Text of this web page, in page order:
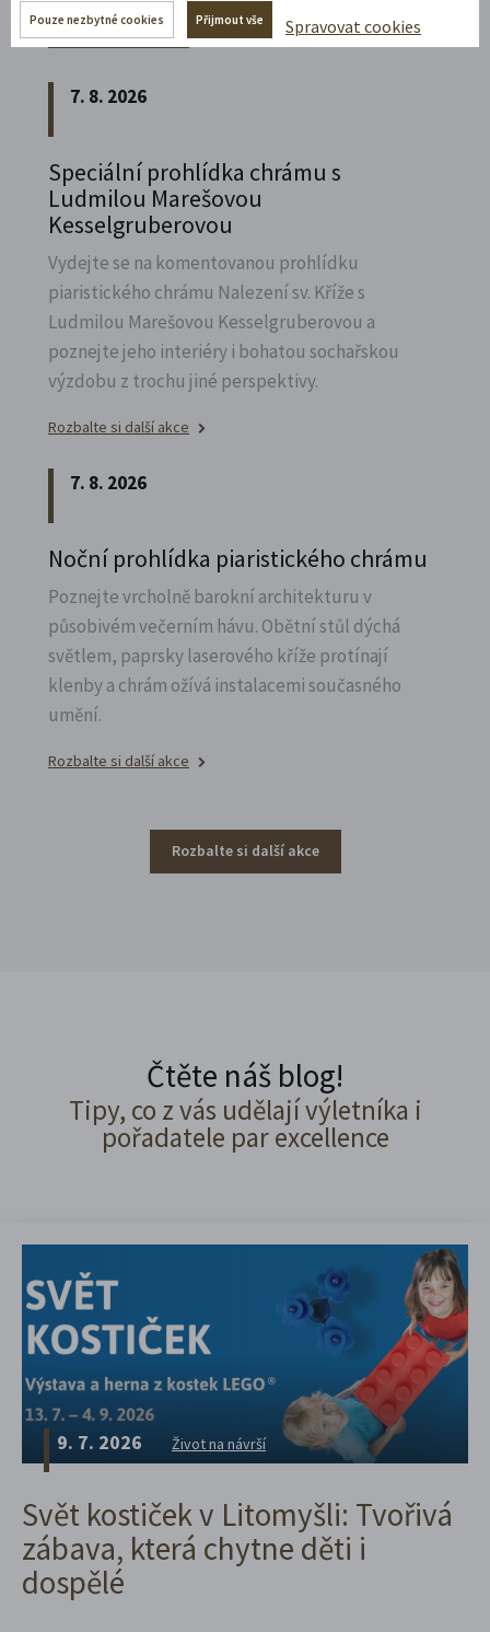
Rozbalte si další akce
7. 8. 2026
Speciální prohlídka chrámu s
Ludmilou Marešovou
Kesselgruberovou
Vydejte se na komentovanou prohlídku
piaristického chrámu Nalezení sv. Kříže s
Ludmilou Marešovou Kesselgruberovou a
poznejte jeho interiéry i bohatou sochařskou
výzdobu z trochu jiné perspektivy.
Rozbalte si další akce
7. 8. 2026
Noční prohlídka piaristického chrámu
Poznejte vrcholně barokní architekturu v
působivém večerním hávu. Obětní stůl dýchá
světlem, paprsky laserového kříže protínají
klenby a chrám ožívá instalacemi současného
umění.
Rozbalte si další akce
Rozbalte si další akce
Čtěte náš blog!
Tipy, co z vás udělají výletníka i
pořadatele par excellence
9. 7. 2026 Život na návrší
Svět kostiček v Litomyšli: Tvořivá
zábava, která chytne děti i
dospělé
Pouze nezbytné cookies Přijmout vše Spravovat cookies